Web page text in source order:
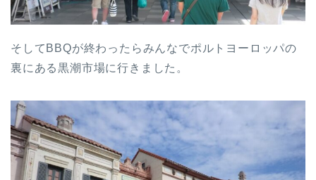
そしてBBQが終わったらみんなでポルトヨーロッパの
裏にある黒潮市場に行きました。